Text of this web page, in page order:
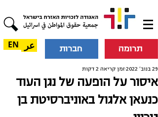
תרומה חברות عر EN
איסור על הופעה של נגן העוד
כנעאן אלגול באוניברסיטת בן
29 בנוב׳ 2022 זמן קריאה 2 דקות